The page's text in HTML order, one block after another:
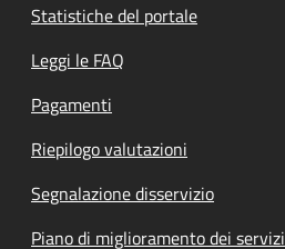
Statistiche del portale
Leggi le FAQ
Pagamenti
Riepilogo valutazioni
Segnalazione disservizio
Piano di miglioramento dei servizi